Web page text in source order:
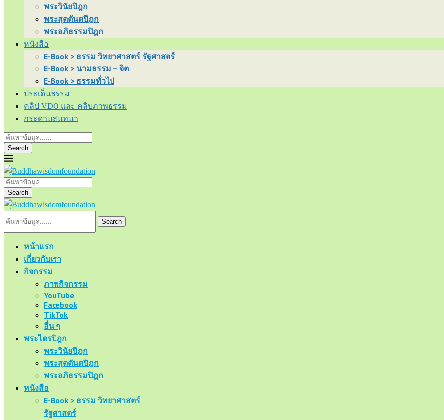
พระวินัยปิฎก
พระสุตตันตปิฎก
พระอภิธรรมปิฎก
หนังสือ
E-Book > ธรรม วิทยาศาสตร์ รัฐศาสตร์
E-Book > นามธรรม – จิต
E-Book > ธรรมทั่วไป
ประเด็นธรรม
คลิป VDO และ คลิบภาพธรรม
กระดานสนทนา
Search
Search
Search
หน้าแรก
เกี่ยวกับเรา
กิจกรรม
ภาพกิจกรรม
YouTube
Facebook
TikTok
อื่น ๆ
พระไตรปิฎก
พระวินัยปิฎก
พระสุตตันตปิฎก
พระอภิธรรมปิฎก
หนังสือ
E-Book > ธรรม วิทยาศาสตร์
รัฐศาสตร์